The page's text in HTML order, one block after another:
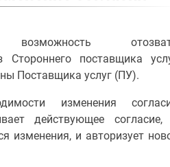
возможность
Стороннего поставщика
Поставщика услуг (ПУ).
изменения
действующее
изменения, и авторизует